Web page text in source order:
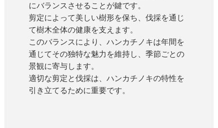
にバランスさせることが鍵です。
剪定によって美しい樹形を保ち、伐採を通じ
て樹木全体の健康を支えます。
このバランスにより、ハンカチノキは年間を
通じてその独特な魅力を維持し、季節ごとの
景観に寄与します。
適切な剪定と伐採は、ハンカチノキの特性を
引き立てるために重要です。